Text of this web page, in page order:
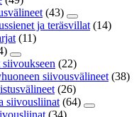
(43)
ja teräsvillat (14)
(11)
siivoukseen (22)
siivousvälineet (38)
(26)
siivousliinat (64)